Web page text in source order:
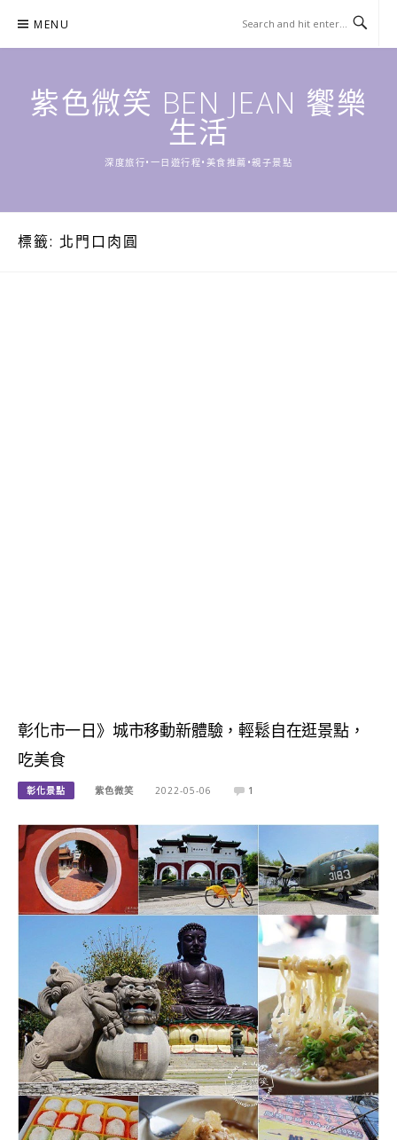
content
MENU
紫色微笑 BEN JEAN 饗樂
生活
深度旅行•一日遊行程•美食推薦•親子景點
標籤: 北門口肉圓
彰化市一日》城市移動新體驗，輕鬆自在逛景點，
吃美食
彰化景點 紫色微笑 2022-05-06 1